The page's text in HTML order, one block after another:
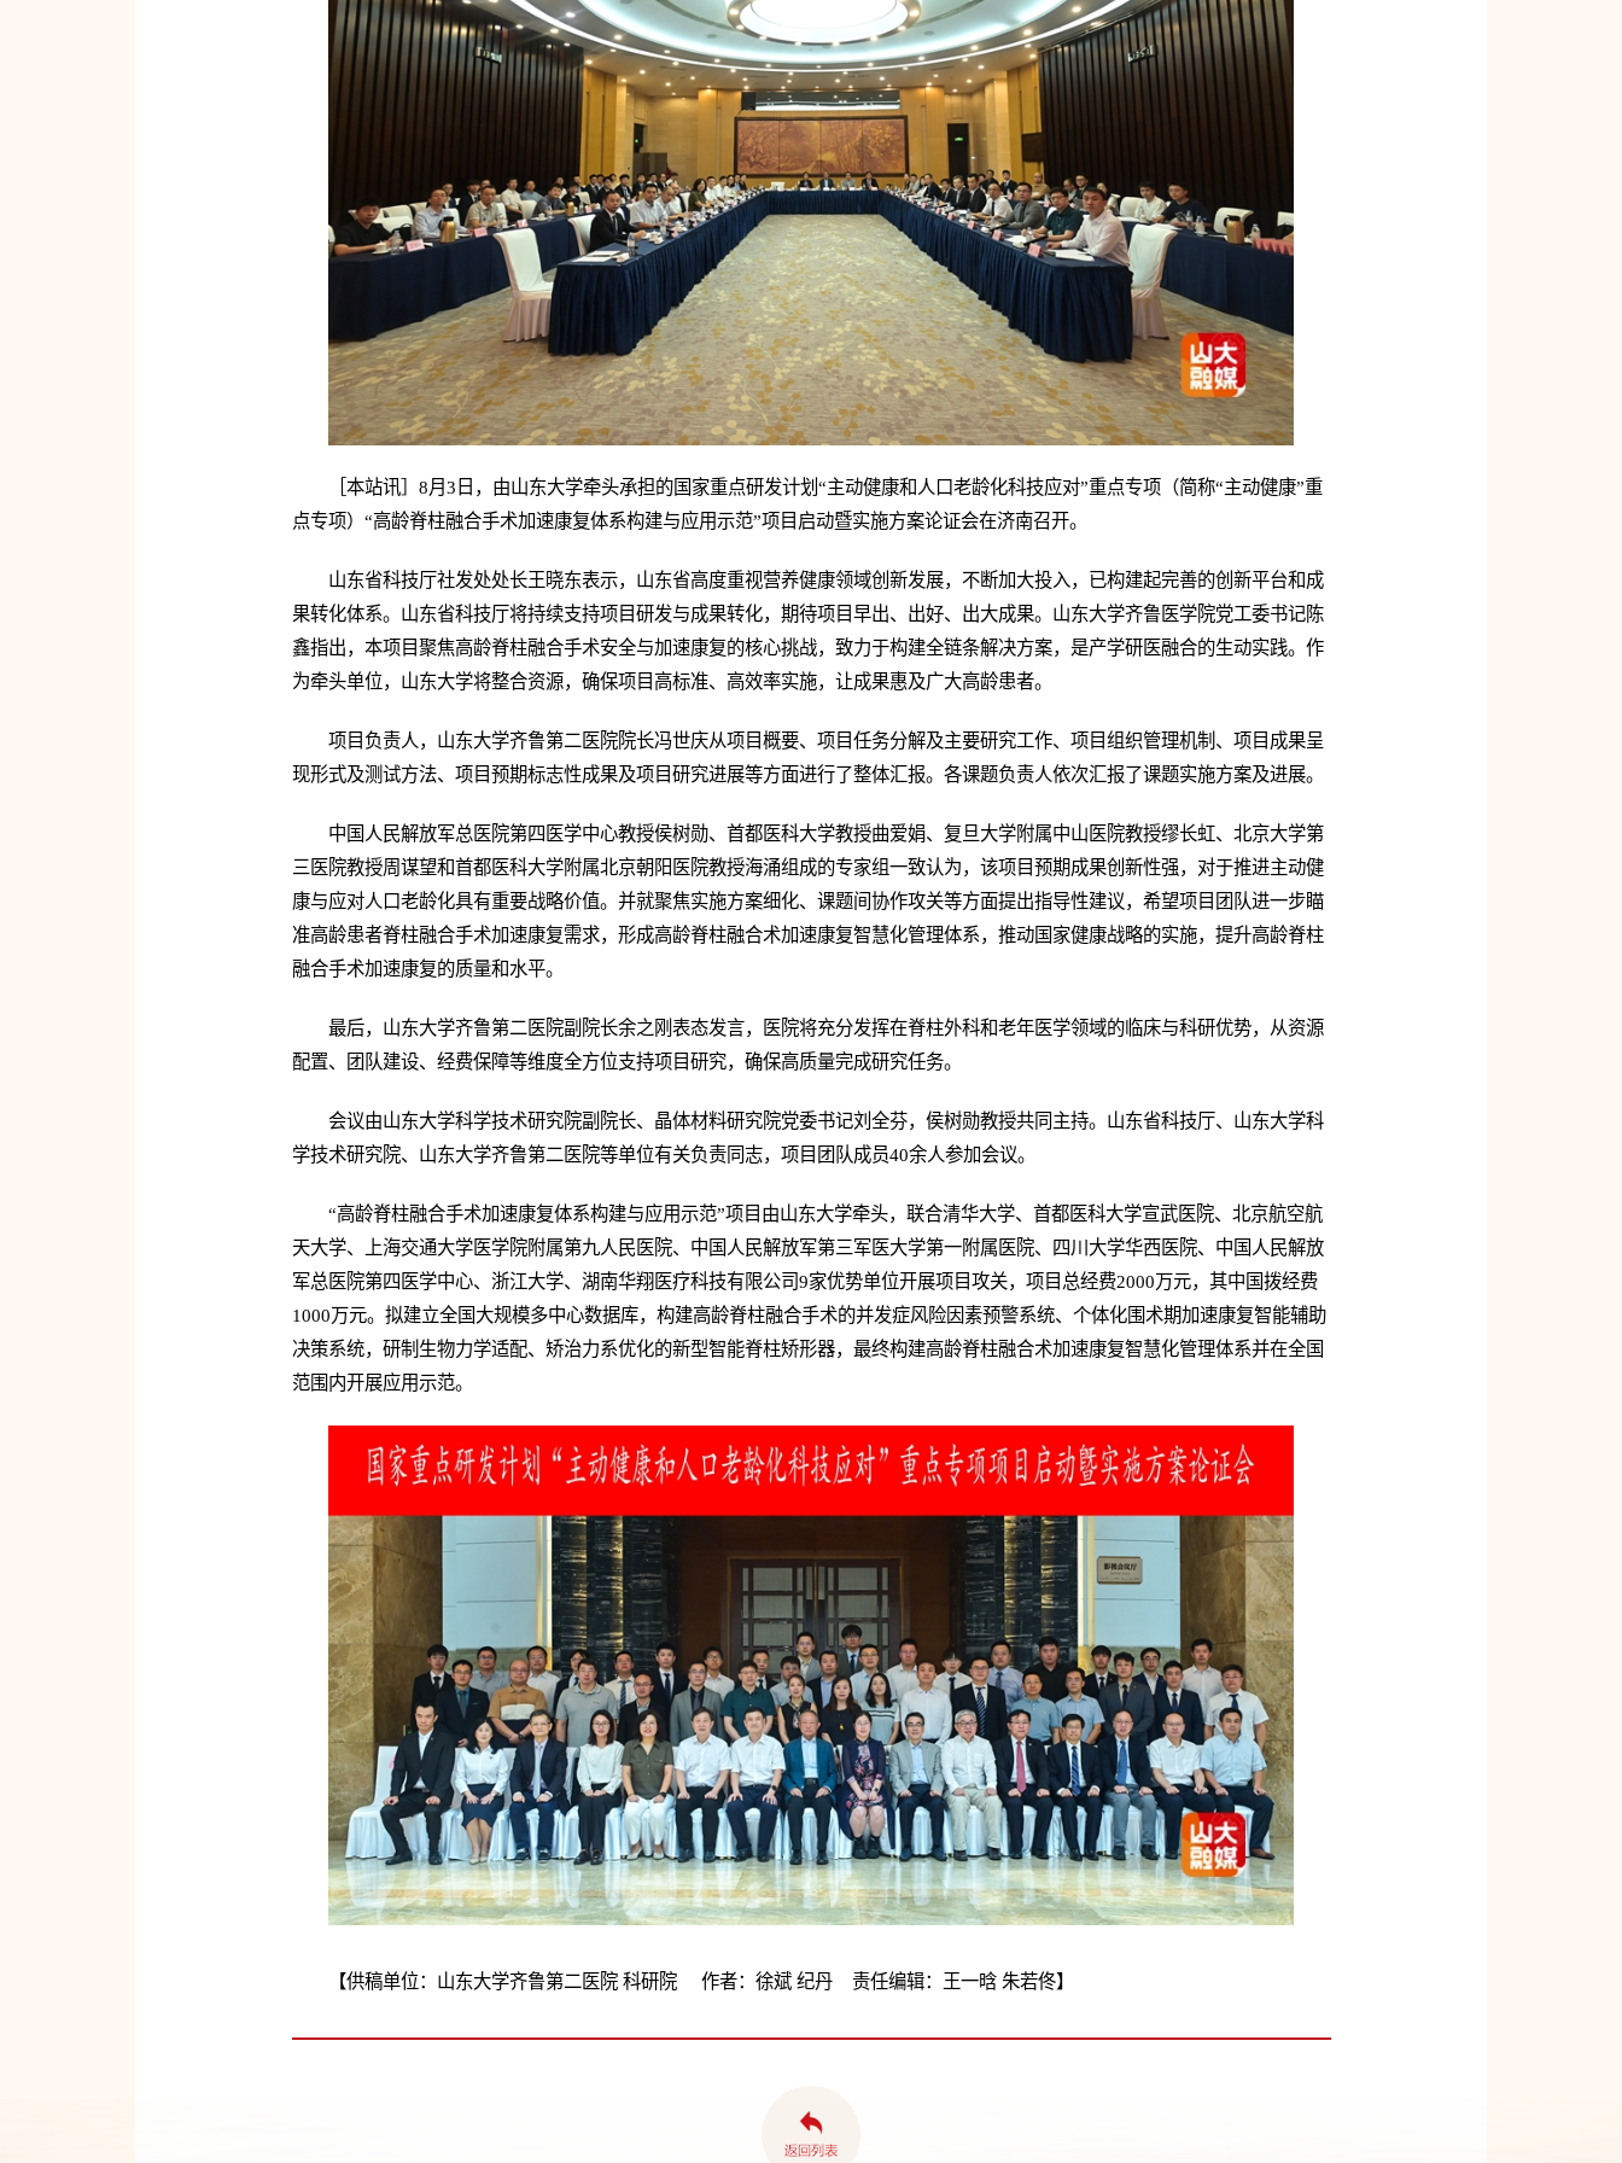
［本站讯］8月3日，由山东大学牵头承担的国家重点研发计划“主动健康和人口老龄化科技应对”重点专项（简称“主动健康”重
点专项）“高龄脊柱融合手术加速康复体系构建与应用示范”项目启动暨实施方案论证会在济南召开。
山东省科技厅社发处处长王晓东表示，山东省高度重视营养健康领域创新发展，不断加大投入，已构建起完善的创新平台和成
果转化体系。山东省科技厅将持续支持项目研发与成果转化，期待项目早出、出好、出大成果。山东大学齐鲁医学院党工委书记陈
鑫指出，本项目聚焦高龄脊柱融合手术安全与加速康复的核心挑战，致力于构建全链条解决方案，是产学研医融合的生动实践。作
为牵头单位，山东大学将整合资源，确保项目高标准、高效率实施，让成果惠及广大高龄患者。
项目负责人，山东大学齐鲁第二医院院长冯世庆从项目概要、项目任务分解及主要研究工作、项目组织管理机制、项目成果呈
现形式及测试方法、项目预期标志性成果及项目研究进展等方面进行了整体汇报。各课题负责人依次汇报了课题实施方案及进展。
中国人民解放军总医院第四医学中心教授侯树勋、首都医科大学教授曲爱娟、复旦大学附属中山医院教授缪长虹、北京大学第
三医院教授周谋望和首都医科大学附属北京朝阳医院教授海涌组成的专家组一致认为，该项目预期成果创新性强，对于推进主动健
康与应对人口老龄化具有重要战略价值。并就聚焦实施方案细化、课题间协作攻关等方面提出指导性建议，希望项目团队进一步瞄
准高龄患者脊柱融合手术加速康复需求，形成高龄脊柱融合术加速康复智慧化管理体系，推动国家健康战略的实施，提升高龄脊柱
融合手术加速康复的质量和水平。
最后，山东大学齐鲁第二医院副院长余之刚表态发言，医院将充分发挥在脊柱外科和老年医学领域的临床与科研优势，从资源
配置、团队建设、经费保障等维度全方位支持项目研究，确保高质量完成研究任务。
会议由山东大学科学技术研究院副院长、晶体材料研究院党委书记刘全芬，侯树勋教授共同主持。山东省科技厅、山东大学科
学技术研究院、山东大学齐鲁第二医院等单位有关负责同志，项目团队成员40余人参加会议。
“高龄脊柱融合手术加速康复体系构建与应用示范”项目由山东大学牵头，联合清华大学、首都医科大学宣武医院、北京航空航
天大学、上海交通大学医学院附属第九人民医院、中国人民解放军第三军医大学第一附属医院、四川大学华西医院、中国人民解放
军总医院第四医学中心、浙江大学、湖南华翔医疗科技有限公司9家优势单位开展项目攻关，项目总经费2000万元，其中国拨经费
1000万元。拟建立全国大规模多中心数据库，构建高龄脊柱融合手术的并发症风险因素预警系统、个体化围术期加速康复智能辅助
决策系统，研制生物力学适配、矫治力系优化的新型智能脊柱矫形器，最终构建高龄脊柱融合术加速康复智慧化管理体系并在全国
范围内开展应用示范。
【供稿单位：山东大学齐鲁第二医院 科研院 作者：徐斌 纪丹 责任编辑：王一晗 朱若佟】